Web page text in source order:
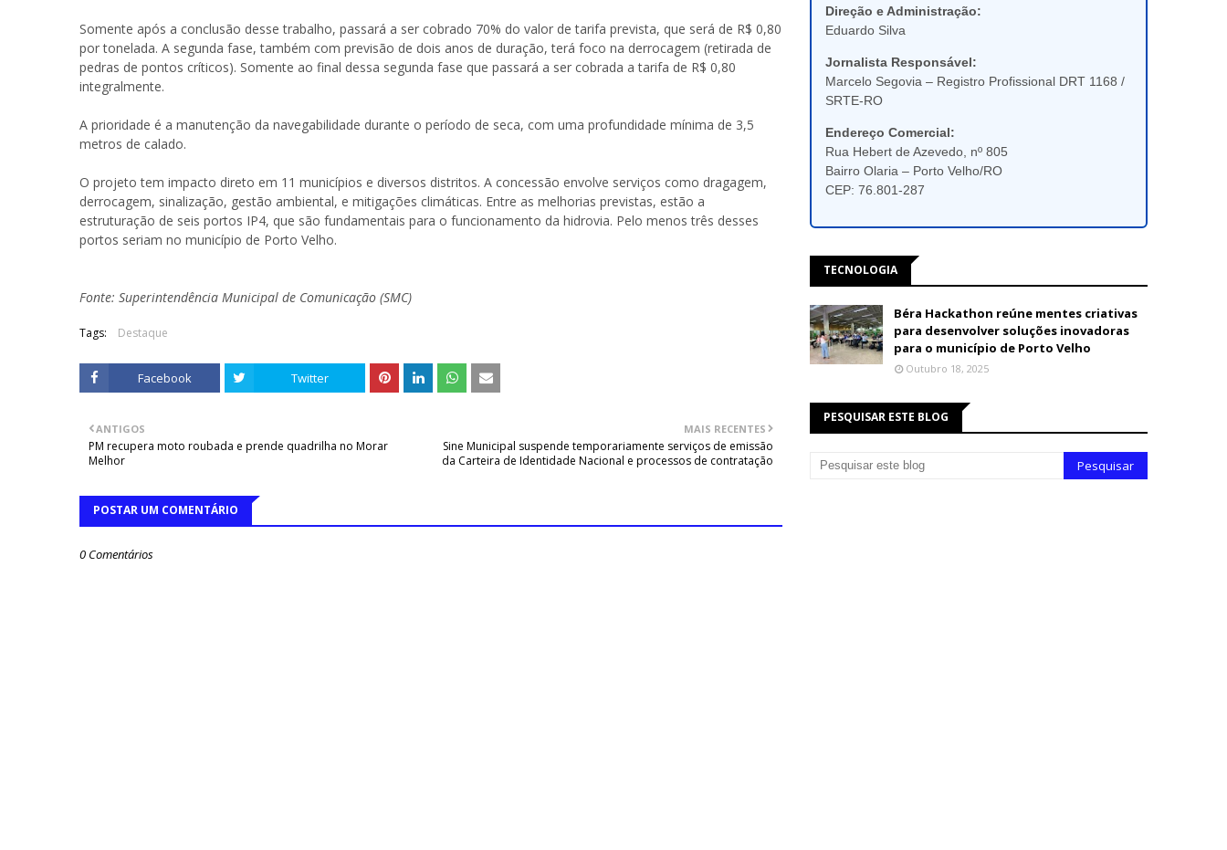
Somente após a conclusão desse trabalho, passará a ser cobrado 70% do valor de tarifa prevista, que será de R$ 0,80
por tonelada. A segunda fase, também com previsão de dois anos de duração, terá foco na derrocagem (retirada de
pedras de pontos críticos). Somente ao final dessa segunda fase que passará a ser cobrada a tarifa de R$ 0,80
integralmente.
A prioridade é a manutenção da navegabilidade durante o período de seca, com uma profundidade mínima de 3,5
metros de calado.
O projeto tem impacto direto em 11 municípios e diversos distritos. A concessão envolve serviços como dragagem,
derrocagem, sinalização, gestão ambiental, e mitigações climáticas. Entre as melhorias previstas, estão a
estruturação de seis portos IP4, que são fundamentais para o funcionamento da hidrovia. Pelo menos três desses
portos seriam no município de Porto Velho.
Fonte: Superintendência Municipal de Comunicação (SMC)
Tags: Destaque
Facebook Twitter
MAIS RECENTES
Sine Municipal suspende temporariamente serviços de emissão
da Carteira de Identidade Nacional e processos de contratação
ANTIGOS
PM recupera moto roubada e prende quadrilha no Morar
Melhor
POSTAR UM COMENTÁRIO
0 Comentários
Direção e Administração:
Eduardo Silva
Jornalista Responsável:
Marcelo Segovia – Registro Profissional DRT 1168 /
SRTE-RO
Endereço Comercial:
Rua Hebert de Azevedo, nº 805
Bairro Olaria – Porto Velho/RO
CEP: 76.801-287
TECNOLOGIA
Béra Hackathon reúne mentes criativas
para desenvolver soluções inovadoras
para o município de Porto Velho
Outubro 18, 2025
PESQUISAR ESTE BLOG